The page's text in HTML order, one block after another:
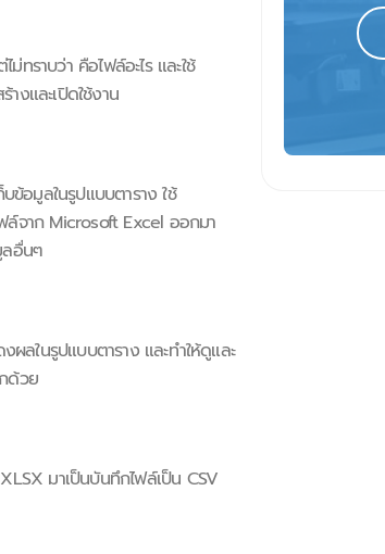
ทราบว่า คือไฟล์อะไร และใช้
างและเปิดใช้งาน
ข้อมูลในรูปแบบตาราง ใช้
ล์จาก Microsoft Excel ออกมา
ลอื่นๆ
ผลในรูปแบบตาราง และทำให้ดูและ
ด้วย
มาเป็นบันทึกไฟล์เป็น CSV